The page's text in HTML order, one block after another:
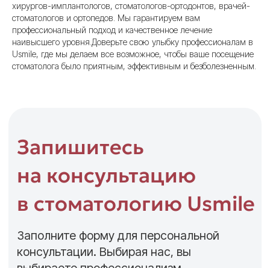
хирургов-имплантологов, стоматологов-ортодонтов, врачей-
стоматологов и ортопедов. Мы гарантируем вам
профессиональный подход и качественное лечение
наивысшего уровня.Доверьте свою улыбку профессионалам в
Usmile, где мы делаем все возможное, чтобы ваше посещение
стоматолога было приятным, эффективным и безболезненным.
Онлайн-запись